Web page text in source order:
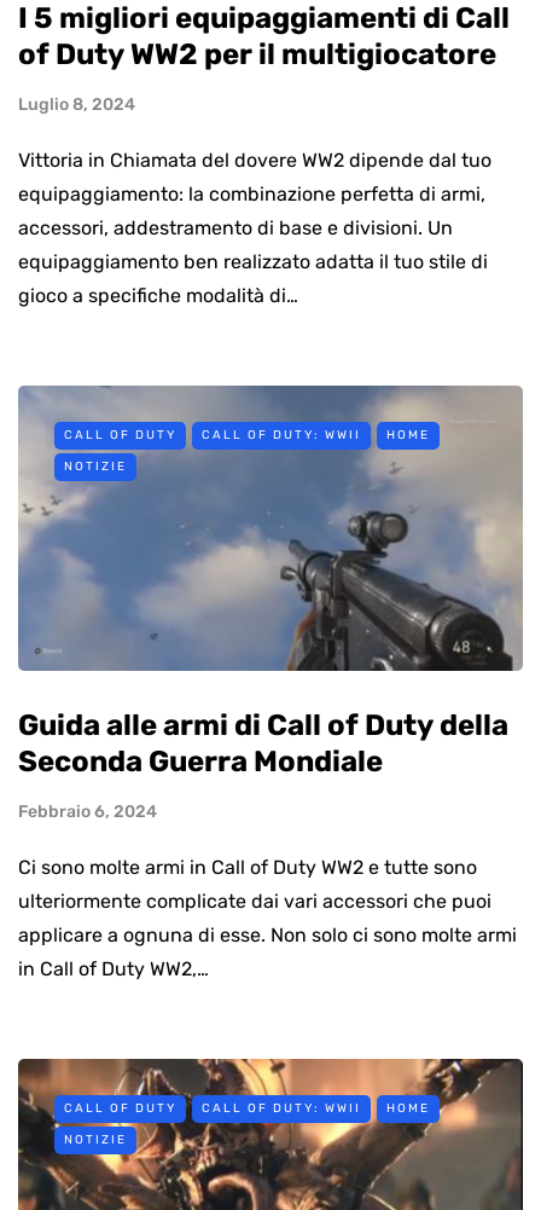
I 5 migliori equipaggiamenti di Call
of Duty WW2 per il multigiocatore
Luglio 8, 2024
Vittoria in Chiamata del dovere WW2 dipende dal tuo
equipaggiamento: la combinazione perfetta di armi,
accessori, addestramento di base e divisioni. Un
equipaggiamento ben realizzato adatta il tuo stile di
gioco a specifiche modalità di…
CALL OF DUTY CALL OF DUTY: WWII HOME
NOTIZIE
Guida alle armi di Call of Duty della
Seconda Guerra Mondiale
Febbraio 6, 2024
Ci sono molte armi in Call of Duty WW2 e tutte sono
ulteriormente complicate dai vari accessori che puoi
applicare a ognuna di esse. Non solo ci sono molte armi
in Call of Duty WW2,…
CALL OF DUTY CALL OF DUTY: WWII HOME
NOTIZIE